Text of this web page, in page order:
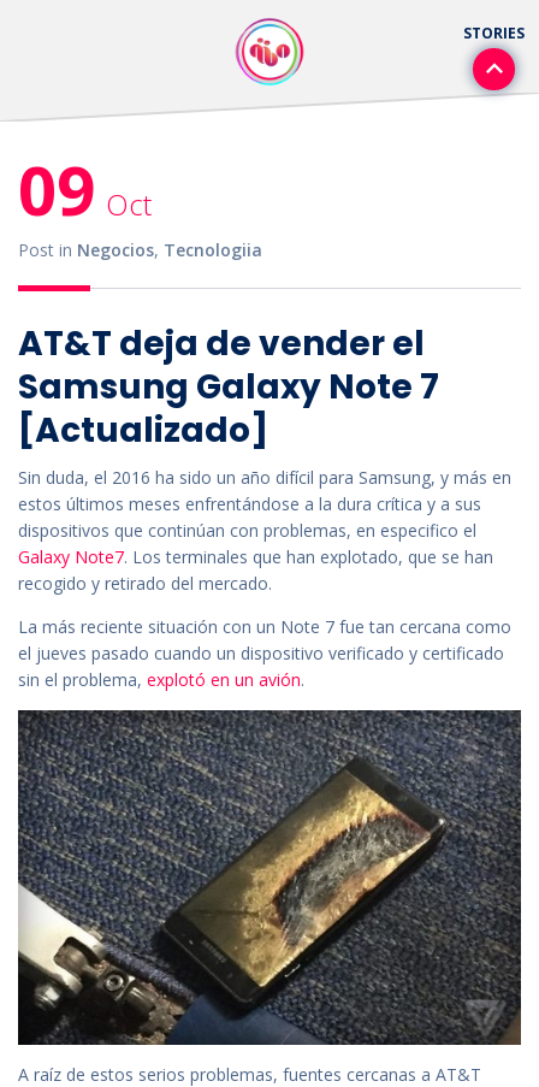
09 Oct
Post in Negocios, Tecnologiia
AT&T deja de vender el
Samsung Galaxy Note 7
[Actualizado]
Sin duda, el 2016 ha sido un año difícil para Samsung, y más en
estos últimos meses enfrentándose a la dura crítica y a sus
dispositivos que continúan con problemas, en especifico el
Galaxy Note7. Los terminales que han explotado, que se han
recogido y retirado del mercado.
La más reciente situación con un Note 7 fue tan cercana como
el jueves pasado cuando un dispositivo verificado y certificado
sin el problema, explotó en un avión.
A raíz de estos serios problemas, fuentes cercanas a AT&T